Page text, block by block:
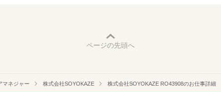
ページの先頭へ
マネジャー 株式会社SOYOKAZE 株式会社SOYOKAZE RO43908のお仕事詳細